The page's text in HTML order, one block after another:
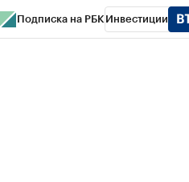
Подписка на РБК Инвестиции